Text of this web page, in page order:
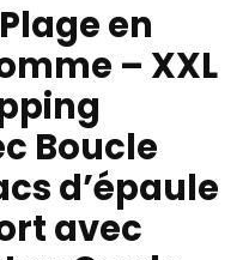
en
– XXL
Boucle
d’épaule
avec